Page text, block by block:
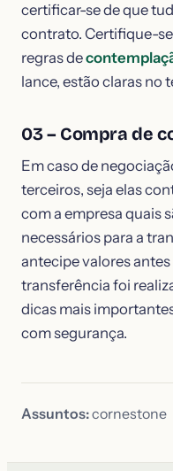
certificar-se de que
contrato. Certifique-
regras de
lance, estão claras no
03 – Compra de
Em caso de
terceiros, seja elas
com a empresa quais
necessários para a
antecipe valores
transferência foi
dicas mais
com segurança.
Assuntos:cornestone